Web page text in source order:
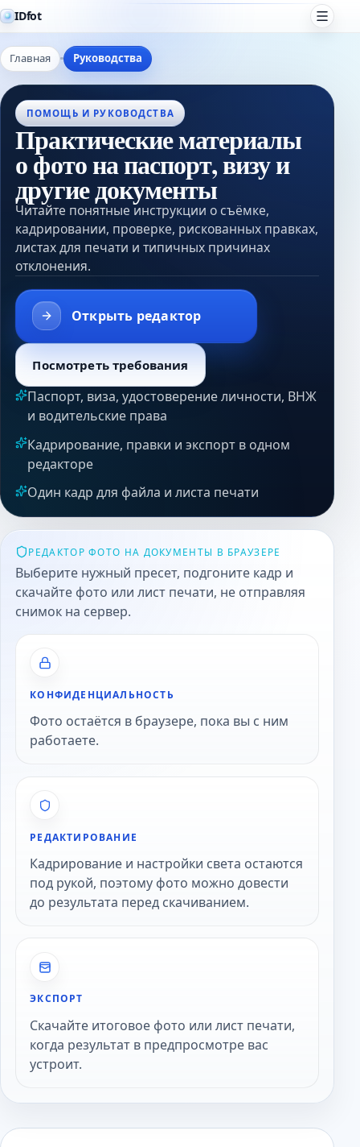
IDfot
Главная Руководства
ПОМОЩЬ И РУКОВОДСТВА
Практические материалы
о фото на паспорт, визу и
другие документы
Читайте понятные инструкции о съёмке,
кадрировании, проверке, рискованных правках,
листах для печати и типичных причинах
отклонения.
Открыть редактор
Посмотреть требования
Паспорт, виза, удостоверение личности, ВНЖ
и водительские права
Кадрирование, правки и экспорт в одном
редакторе
Один кадр для файла и листа печати
РЕДАКТОР ФОТО НА ДОКУМЕНТЫ В БРАУЗЕРЕ
Выберите нужный пресет, подгоните кадр и
скачайте фото или лист печати, не отправляя
снимок на сервер.
КОНФИДЕНЦИАЛЬНОСТЬ
Фото остаётся в браузере, пока вы с ним
работаете.
РЕДАКТИРОВАНИЕ
Кадрирование и настройки света остаются
под рукой, поэтому фото можно довести
до результата перед скачиванием.
ЭКСПОРТ
Скачайте итоговое фото или лист печати,
когда результат в предпросмотре вас
устроит.